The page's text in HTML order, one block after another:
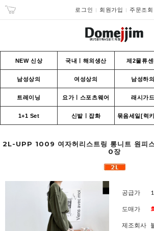
로그인 회원가입 주문조회
NEW 신상 국내ㅣ해외생산 제2물류센
남성상의 여성상의 남성하의
트레이닝 요가ㅣ스포츠웨어 래시가드
1+1 Set 신발ㅣ잡화 묶음세일[럭
2L-UPP 1009 여자허리스트링 롱니트 원피
0장
공급가
도매가
제조회사